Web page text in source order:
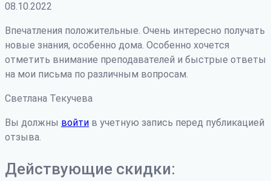
08.10.2022
Впечатления положительные. Очень интересно получать
новые знания, особенно дома. Особенно хочется
отметить внимание преподавателей и быстрые ответы
на мои письма по различным вопросам.
Светлана Текучева
Вы должны войти в учетную запись перед публикацией
отзыва.
Действующие скидки: